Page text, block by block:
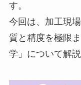
す。
今回は、加工現
質と精度を極限
学」について解説